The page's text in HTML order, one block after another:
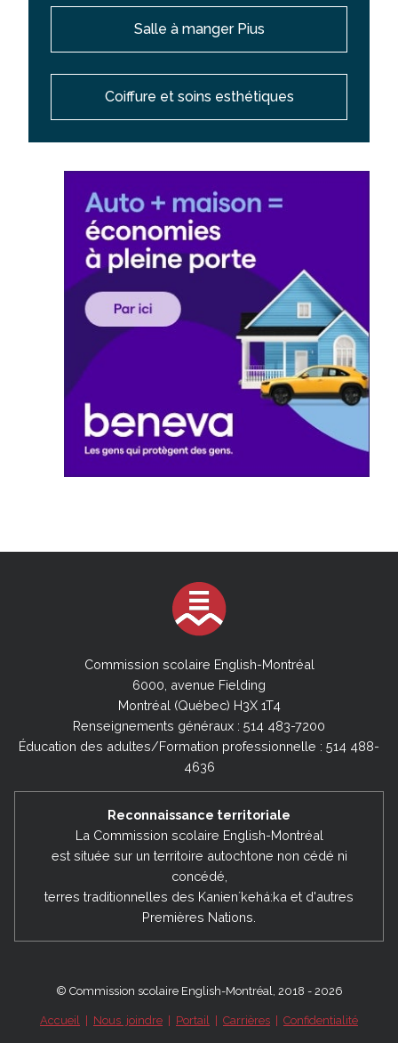
Salle à manger Pius
Coiffure et soins esthétiques
Commission scolaire English-Montréal
6000, avenue Fielding
Montréal (Québec) H3X 1T4
Renseignements généraux : 514 483-7200
Éducation des adultes/Formation professionnelle : 514 488-
4636
Reconnaissance territoriale
La Commission scolaire English-Montréal
est située sur un territoire autochtone non cédé ni
concédé,
terres traditionnelles des Kanienʼkehá:ka et d'autres
Premières Nations.
© Commission scolaire English-Montréal, 2018 - 2026
Accueil Nous joindre Portail Carrières Confidentialité